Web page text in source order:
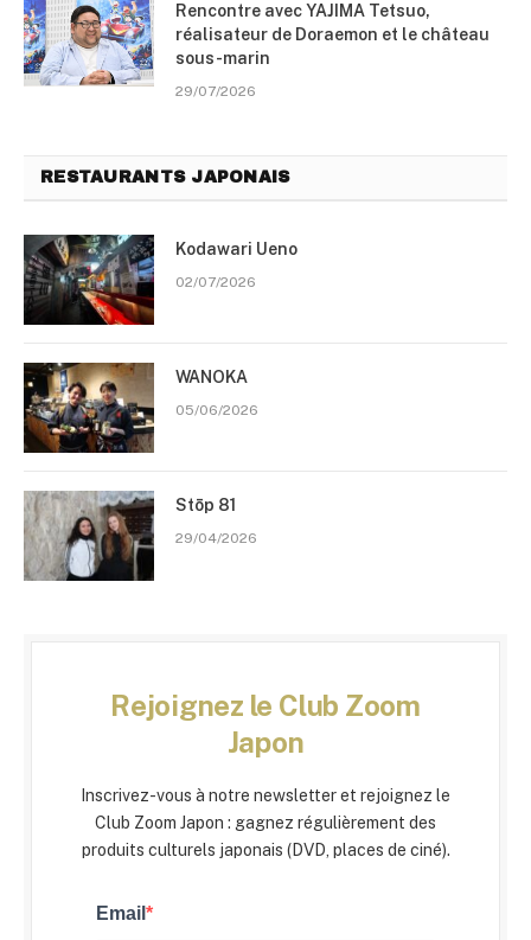
Rencontre avec YAJIMA Tetsuo,
réalisateur de Doraemon et le château
sous-marin
29/07/2026
RESTAURANTS JAPONAIS
Kodawari Ueno
02/07/2026
WANOKA
05/06/2026
Stōp 81
29/04/2026
Rejoignez le Club Zoom
Japon
Inscrivez-vous à notre newsletter et rejoignez le
Club Zoom Japon : gagnez régulièrement des
produits culturels japonais (DVD, places de ciné).
Email